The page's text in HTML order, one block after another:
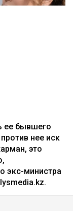
ее бывшего
нее иск
это
экс-министра